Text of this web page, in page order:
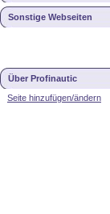
Sonstige Webseiten
Über Profinautic
Seite hinzufügen/ändern